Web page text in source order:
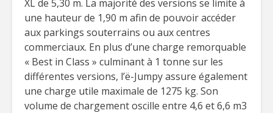
XL de 5,30 m. La majorité des versions se limite à
une hauteur de 1,90 m afin de pouvoir accéder
aux parkings souterrains ou aux centres
commerciaux. En plus d’une charge remorquable
« Best in Class » culminant à 1 tonne sur les
différentes versions, l’ë-Jumpy assure également
une charge utile maximale de 1275 kg. Son
volume de chargement oscille entre 4,6 et 6,6 m3